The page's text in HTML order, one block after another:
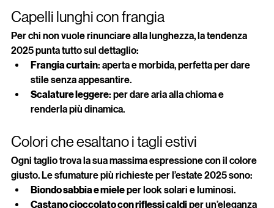
Capelli lunghi con frangia
Per chi non vuole rinunciare alla lunghezza, la tendenza
2025 punta tutto sul dettaglio:
Frangia curtain: aperta e morbida, perfetta per dare
stile senza appesantire.
Scalature leggere: per dare aria alla chioma e
Colori che esaltano i tagli estivi
Ogni taglio trova la sua massima espressione con il colore
giusto. Le sfumature più richieste per l’estate 2025 sono:
Biondo sabbia e miele per look solari e luminosi.